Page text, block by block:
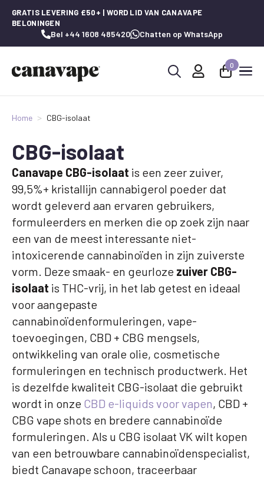
GRATIS LEVERING £50+ | WORD LID VAN CANAVAPE
BELONINGEN
Bel +44 1608 485420 Chatten op WhatsApp
0
Home CBG-isolaat
CBG-isolaat
Canavape CBG-isolaat is een zeer zuiver,
99,5%+ kristallijn cannabigerol poeder dat
wordt geleverd aan ervaren gebruikers,
formuleerders en merken die op zoek zijn naar
een van de meest interessante niet-
intoxicerende cannabinoïden in zijn zuiverste
vorm. Deze smaak- en geurloze zuiver CBG-
isolaat is THC-vrij, in het lab getest en ideaal
voor aangepaste
cannabinoïdenformuleringen, vape-
toevoegingen, CBD + CBG mengsels,
ontwikkeling van orale olie, cosmetische
formuleringen en technisch productwerk. Het
is dezelfde kwaliteit CBG-isolaat die gebruikt
wordt in onze CBD e-liquids voor vapen, CBD +
CBG vape shots en bredere cannabinoïde
formuleringen. Als u CBG isolaat VK wilt kopen
van een betrouwbare cannabinoïdenspecialist,
biedt Canavape schoon, traceerbaar